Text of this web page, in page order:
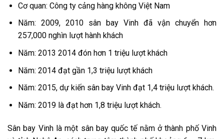
Cơ quan: Công ty cảng hàng không Việt Nam
Năm: 2009, 2010 sân bay Vinh đã vận chuyển hơn
257,000 nghìn lượt hành khách
Năm: 2013 2014 đón hơn 1 triệu lượt khách
Năm: 2014 đạt gần 1,3 triệu lượt khách
Năm: 2015, dự kiến sân bay Vinh đạt 1,4 triệu lượt khách.
Năm: 2019 là đạt hơn 1,8 triệu lượt khách.
Sân bay Vinh là một sân bay quốc tế nằm ở thành phố Vinh